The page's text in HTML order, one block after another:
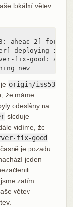
lokální větev
ahead 2] forgot
deploying
fix-good:
new
origin/iss53
že máme
odeslány na
sleduje
vidíme, že
fix-good
je pozadu
jeden
zatím
větev